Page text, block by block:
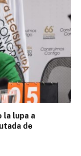
la lupa a
de